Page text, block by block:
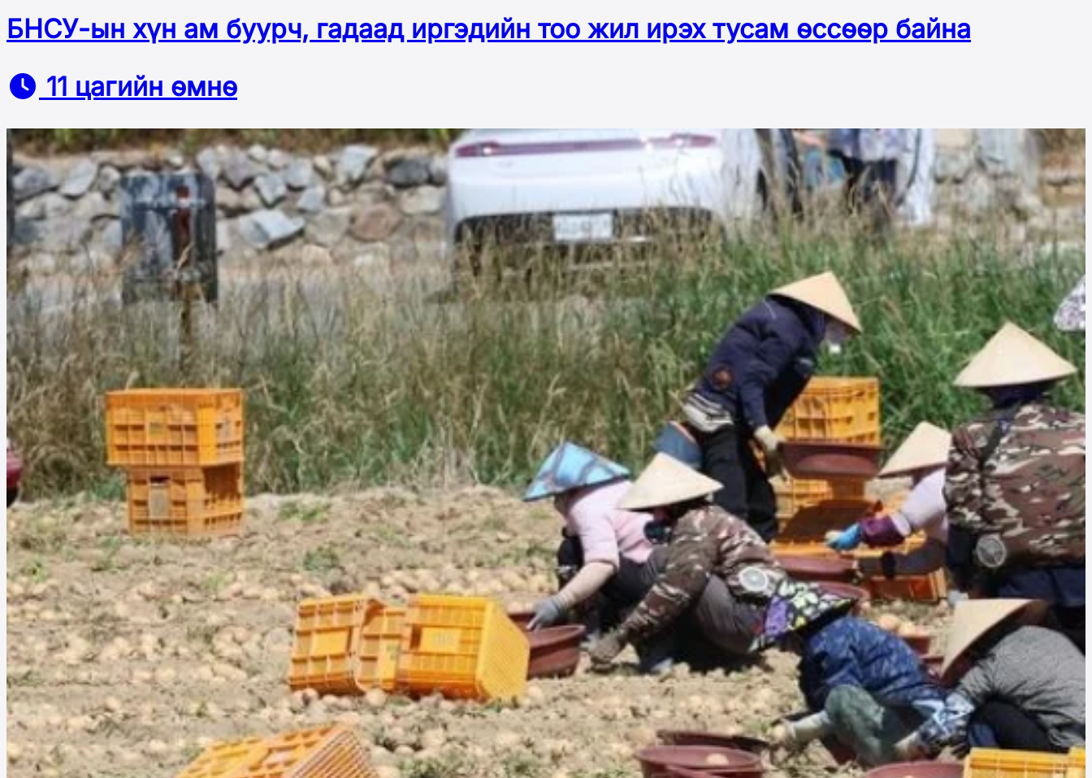
БНСУ-ын хүн ам буурч, гадаад иргэдийн тоо жил ирэх тусам өссөөр байна
11 цагийн өмнө